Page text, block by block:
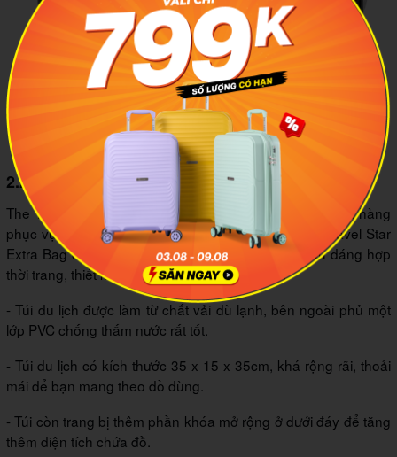
Mr Vui nổi tiếng với những mẫu túi đơn giản, độ bền cao
2.2 Túi xách The Travel Star Extra Bag
The Travel Star là thương hiệu chuyên sản xuất các mặt hàng
phục vụ du lịch. Trong đó, mẫu túi du lịch nhỏ The Travel Star
Extra Bag được rất nhiều bạn trẻ yêu thích bởi kiểu dáng hợp
thời trang, thiết kế lạ mắt và chất liệu cao cấp:
- Túi du lịch được làm từ chất vải dù lạnh, bên ngoài phủ một
lớp PVC chống thấm nước rất tốt.
- Túi du lịch có kích thước 35 x 15 x 35cm, khá rộng rãi, thoải
mái để bạn mang theo đồ dùng.
- Túi còn trang bị thêm phần khóa mở rộng ở dưới đáy để tăng
thêm diện tích chứa đồ.